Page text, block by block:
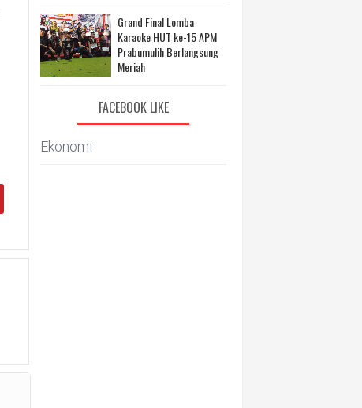
Grand Final Lomba
Karaoke HUT ke-15 APM
Prabumulih Berlangsung
Meriah
FACEBOOK LIKE
Ekonomi